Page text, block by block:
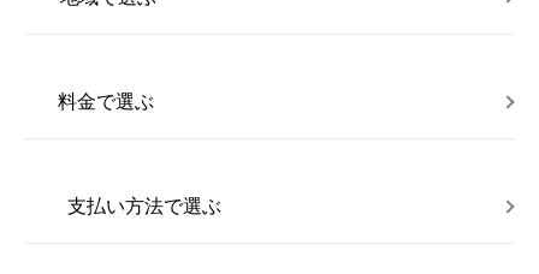
料金で選ぶ
支払い方法で選ぶ